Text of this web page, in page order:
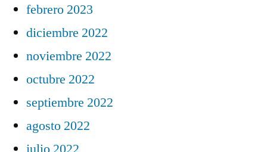
febrero 2023
diciembre 2022
noviembre 2022
octubre 2022
septiembre 2022
agosto 2022